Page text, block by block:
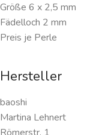
Größe 6 x 2,5 mm
Fädelloch 2 mm
Preis je Perle
Hersteller
baoshi
Martina Lehnert